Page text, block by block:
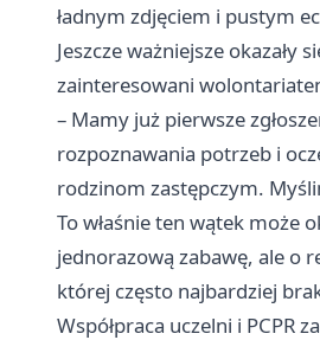
ładnym zdjęciem i pustym
Jeszcze ważniejsze
zainteresowani
– Mamy już pierwsze
rozpoznawania potrzeb i
rodzinom zastępczym.
To właśnie ten wątek może
jednorazową zabawę, ale o
której często najbardziej
Współpraca uczelni i PCPR